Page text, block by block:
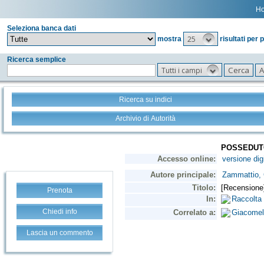
Seleziona banca dati
mostra
25 risultati per
Ricerca semplice
Tutti i campi
Ricerca su indici
Archivio di Autorità
Prenota
Chiedi info
Lascia un commento